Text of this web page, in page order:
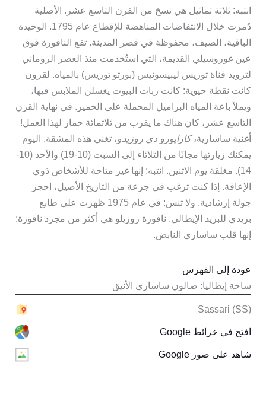
انتبه: ثلاثة تماثيل هي نسخ من القرن التاسع عشر. الأصلية
دُمرت خلال الانتفاضات المناهضة للإقطاع عام 1795. الوحيدة
الباقية، الصيف، محفوظة في قصر المدينة. تقع النافورة فوق
عين غوروسيلي القديمة، التي استُخدمت منذ العصر الروماني
لتزويد قناة توريس ليبيسونيس (بورتو توريس) بالمياه. لقرون
كانت نقطة حيوية: كانت ربات البيوت يغسلن الملابس فيها،
ويملأ باعة المياه البراميل المحملة على الحمير. في نهاية القرن
التاسع عشر، كان هناك ما يقرب من ثلاثمائة حمار لهذا العمل!
أغنية ساسارية،كارايورو دي روزيدو، تغني هذه المشقة. اليوم
يمكنك زيارتها مجانًا من الثلاثاء إلى السبت (10-19) والأحد (10-
14). مغلقة يوم الاثنين. انتبه: إنها غير متاحة للأشخاص ذوي
الإعاقة. إذا كنت ترغب في جرعة من التاريخ الأصيل، احجز
جولة إرشادية. ولا تنس: في عام 1975 ظهرت على طابع
بريدي للبريد الإيطالي. نافورة روزيلو هي أكثر من مجرد نافورة:
إنها قلب ساساري النابض.
ساحة إيطاليا: صالون ساساري الأنيق
عودة إلى الفهرس
Sassari (SS)
افتح في خرائط Google
شاهد على صور Google